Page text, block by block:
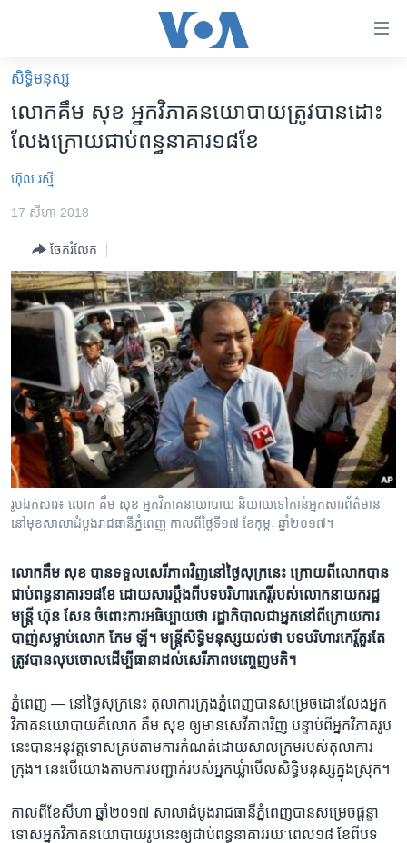
គេហទំព័រ​
ទាក់ទង
រំលង​
និង​
ចូល​
ទំព័រ​
ម្តង
រំលង​
និង​
ទំព័រ​
រចនា
សម្ព័ន្ធ​
រំលង​
និង​
ទៅ​
អន្តរជាតិ
កម្ពុជាច្នៃប្រតិដ្ឋ
ព្រឹត្តិការណ៍ព័ត៌មាន
ទូរទស្សន៍ / វីដេអូ​
វិទ្យុ / ផតខាសថ៍
កម្មវិធីទាំងអស់
Khmer English
បណ្តាញ​សង្គម
ភាសា
សិទ្ធិ​មនុស្ស
លោក​គឹម សុខ ​អ្នក​វិភាគ​នយោបាយ​ត្រូវ​បាន​ដោះ
លែង​ក្រោយ​ជាប់​ពន្ធនាគារ​១៨​ខែ
ហ៊ុល រស្មី
17 សីហា 2018
ចែករំលែក
រូបឯកសារ៖ លោក គឹម សុខ អ្នក​វិភាគនយោបាយ និយាយទៅកាន់អ្នក​សារព័ត៌មាន
នៅមុខសាលាដំបូងរាជធានីភ្នំពេញ កាលពីថ្ងៃទី១៧ ខែកុម្ភៈ ឆ្នាំ២០១៧។
លោក​គឹម សុខ ​បាន​ទទួល​សេរីភាព​វិញ​នៅ​ថ្ងៃសុក្រ​នេះ​ ​ក្រោយ​ពី​លោក​បាន​
ជាប់​ពន្ធនាគារ​១៨​ខែ ​ដោយសារ​ប្តឹង​ពី​បទ​បរិហារ​កេរ្តិ៍​របស់​លោក​នាយក​រដ្ឋ​
មន្ត្រី​ ​ហ៊ុន សែន​ ​ចំពោះ​ការ​អធិប្បាយ​ថា​ ​រដ្ឋាភិបាល​ជា​អ្នក​នៅ​ពី​ក្រោយ​ការ​
បាញ់​សម្លាប់​លោក​ ​កែម ឡី។ មន្ត្រី​សិទ្ធិ​មនុស្ស​យល់​ថា​ ​បទ​បរិហារ​កេរ្តិ៍​គួរ​តែ​
ត្រូវ​បាន​លុបចោល​ដើម្បី​ធានា​ដល់​សេរីភាព​បញ្ចេញ​មតិ។
ភ្នំពេញ — នៅថ្ងៃ​សុក្រ​នេះ​ ​តុលាការ​ក្រុង​ភ្នំពេញ​បាន​សម្រេច​ដោះលែង​អ្នក​
វិភាគ​នយោបាយ​គឺ​លោក​ ​គឹម សុខ​ ឲ្យ​មាន​សេវីភាព​វិញ​ បន្ទាប់​ពី​អ្នក​វិភាគ​រូប​
នេះ​បាន​អនុវត្ត​ទោស​គ្រប់​តាម​ការ​កំណត់​ដោយ​សាល​ក្រមរបស់​តុលាការ​
ក្រុង។ នេះ​បើ​យោង​តាម​ការ​បញ្ជាក់​របស់​អ្នក​ឃ្លំា​មើល​សិទ្ធិ​មនុស្ស​ក្នុង​ស្រុក។​
កាល​ពីខែ​សីហា​ ឆ្នាំ​២០១៧​ ​សាលា​ដំបូង​រាជធានី​ភ្នំពេញ​បាន​សម្រេច​ផ្តន្ទា
ទោសអ្នក​វិភាគ​នយោបាយ​រូបនេះ​ឲ្យ​ជាប់​ពន្ធនាគារ​រយៈ​ពេល​១៨​ ខែ​ពី​បទ​